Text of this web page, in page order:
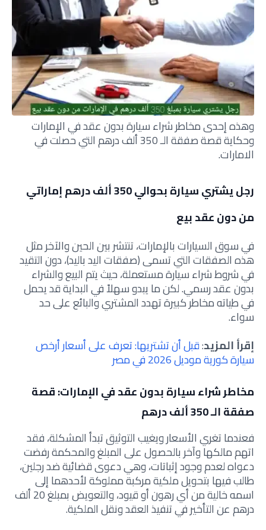
وهذه إحدى مخاطر شراء سيارة بدون عقد في الإمارات
وحكاية قصة صفقة الـ 350 ألف درهم التي حصلت في
الامارات.
رجل يشتري سيارة بحوالي 350 ألف درهم إماراتي
من دون عقد بيع
في سوق السيارات بالإمارات، تنتشر بين الحين والآخر مثل
هذه الصفقات التي تسمى (صفقات اليد باليد)، دون التقيد
في شروط شراء سيارة مستعملة، حيث يتم البيع والشراء
بدون عقد رسمي. لكن ما يبدو سهلاً في البداية قد يحمل
في طياته مخاطر كبيرة تهدد المشتري والبائع على حد
سواء.
إقرأ المزيد:قبل أن تشتريها: تعرف على أسعار أرخص
سيارة كورية موديل 2026 في مصر
مخاطر شراء سيارة بدون عقد في الإمارات: قصة
صفقة الـ 350 ألف درهم
فعندما تغري الأسعار ويغيب التوثيق تبدأ المشكلة، فقد
اتهم مالكها وآخر بالحصول على المبلغ والمحكمة رفضت
دعواه لعدم وجود إثباتات، وهي دعوى قضائية ضد رجلين،
طالب فيها بتحويل ملكية مركبة مملوكة لأحدهما إلى
اسمه خالية من أي رهون أو قيود، والتعويض بمبلغ 20 ألف
درهم عن التأخير في تنفيذ العقد ونقل الملكية.